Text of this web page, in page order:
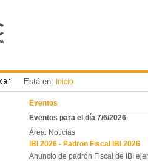
Está en: Inicio
Eventos
Eventos para el día 7/6/2026
Área: Noticias
IBI 2026 - Padron Fiscal IBI 2026
Anuncio de padrón Fiscal de IBI